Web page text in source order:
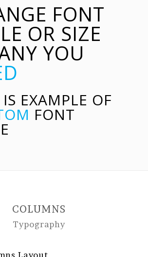
FONT
OR SIZE
YOU
EXAMPLE OF
FONT
COLUMNS
Typography
Layout